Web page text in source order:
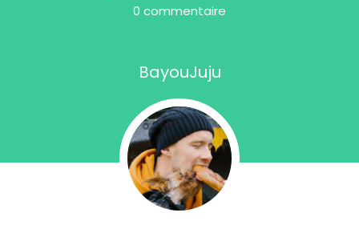
0 commentaire
BayouJuju